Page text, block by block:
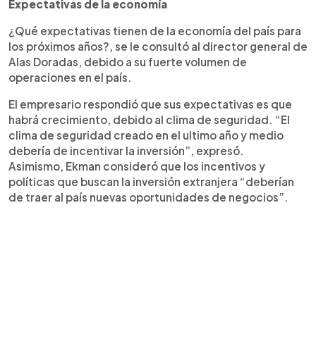
Expectativas de la economía
¿Qué expectativas tienen de la economía del país para
los próximos años?, se le consultó al director general de
Alas Doradas, debido a su fuerte volumen de
operaciones en el país.
El empresario respondió que sus expectativas es que
habrá crecimiento, debido al clima de seguridad. “El
clima de seguridad creado en el ultimo año y medio
debería de incentivar la inversión”, expresó.
Asimismo, Ekman consideró que los incentivos y
políticas que buscan la inversión extranjera “deberían
de traer al país nuevas oportunidades de negocios”.